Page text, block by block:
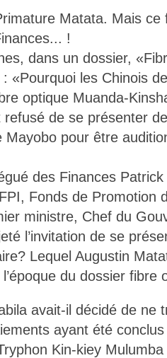
Matata. Mais ce
!
dans un dossier,
«Pourquoi les Chinois
optique Muanda-
de se présenter
Mayobo pour être
des Finances Patrick
Fonds de Promotion
ministre, Chef du
l’invitation de se
Lequel Augustin
du dossier fibre
avait-il décidé de ne
ayant été
Kin-kiey Mulumba